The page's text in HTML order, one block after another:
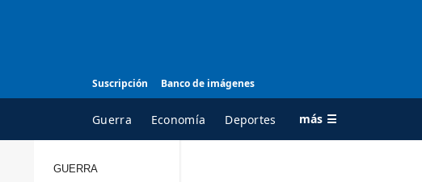
Suscripción Banco de imágenes
Guerra Economía Deportes más ☰
GUERRA